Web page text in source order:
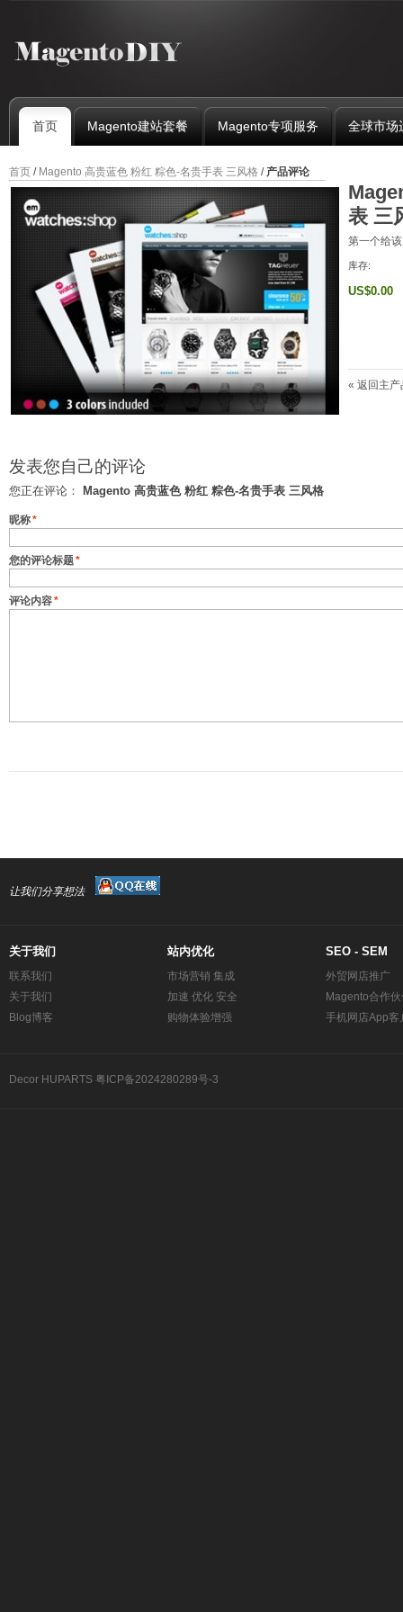
首页 Magento建站套餐 Magento专项服务 全球市场
首页 / Magento 高贵蓝色 粉红 粽色-名贵手表 三风格 / 产品评论
表 三
第一个给
库存:
US$0.00
« 返回主产
发表您自己的评论
您正在评论： Magento 高贵蓝色 粉红 粽色-名贵手表 三风格
*
昵称
*
您的评论标题
*
评论内容
让我们分享想法
关于我们
联系我们
关于我们
Blog博客
站内优化
市场营销 集成
加速 优化 安全
购物体验增强
SEO - SEM
外贸网店推广
Magento合作
手机网店App客
Decor HUPARTS 粤ICP备2024280289号-3